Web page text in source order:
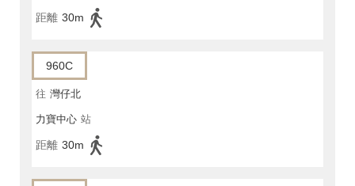
距離 30m
960C
往 灣仔北
力寶中心 站
距離 30m